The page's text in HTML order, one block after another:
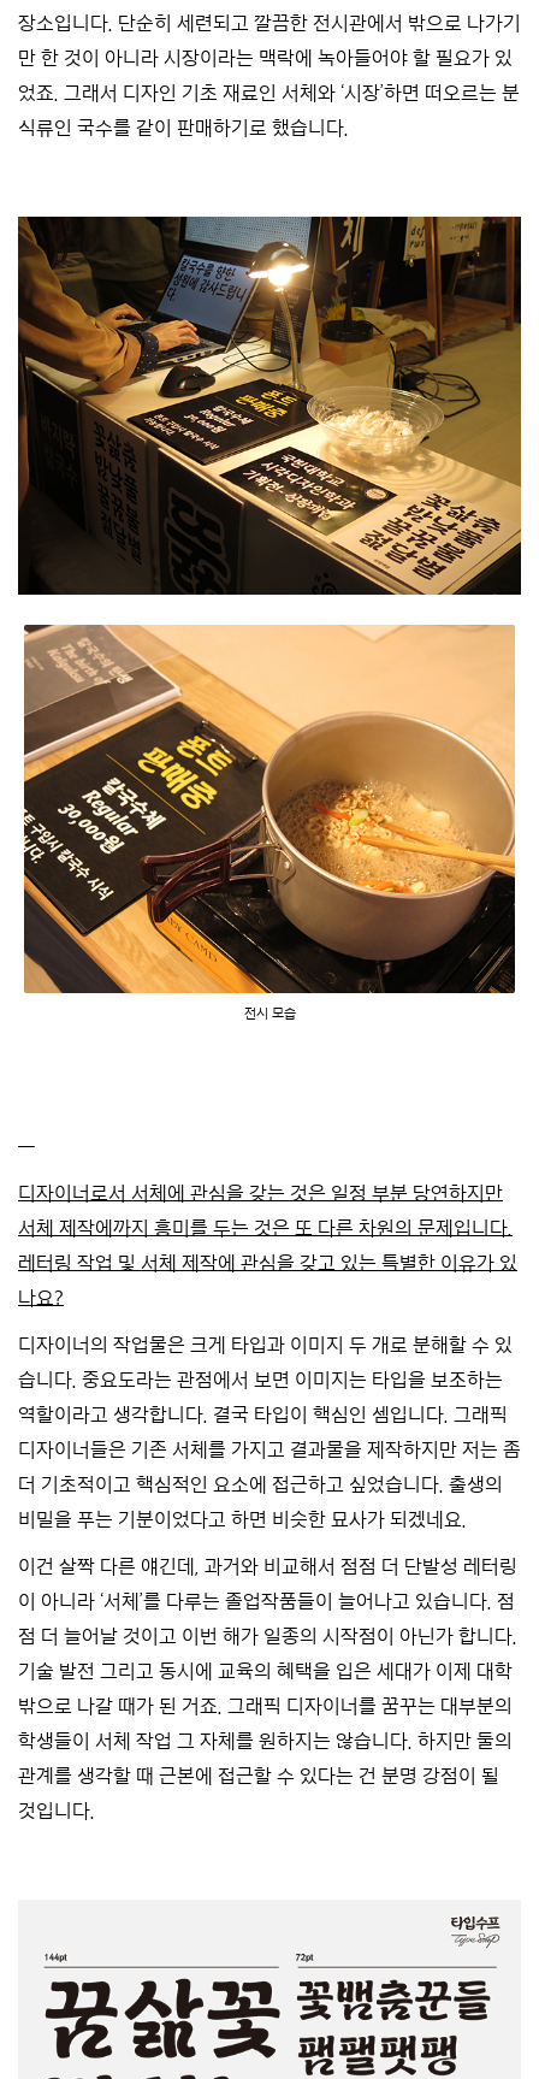
장소입니다. 단순히 세련되고 깔끔한 전시관에서 밖으로 나가기
만 한 것이 아니라 시장이라는 맥락에 녹아들어야 할 필요가 있
었죠. 그래서 디자인 기초 재료인 서체와 ‘시장’하면 떠오르는 분
식류인 국수를 같이 판매하기로 했습니다.
전시 모습
—
디자이너로서 서체에 관심을 갖는 것은 일정 부분 당연하지만
서체 제작에까지 흥미를 두는 것은 또 다른 차원의 문제입니다.
레터링 작업 및 서체 제작에 관심을 갖고 있는 특별한 이유가 있
나요?
디자이너의 작업물은 크게 타입과 이미지 두 개로 분해할 수 있
습니다. 중요도라는 관점에서 보면 이미지는 타입을 보조하는
역할이라고 생각합니다. 결국 타입이 핵심인 셈입니다. 그래픽
디자이너들은 기존 서체를 가지고 결과물을 제작하지만 저는 좀
더 기초적이고 핵심적인 요소에 접근하고 싶었습니다. 출생의
비밀을 푸는 기분이었다고 하면 비슷한 묘사가 되겠네요.
이건 살짝 다른 얘긴데, 과거와 비교해서 점점 더 단발성 레터링
이 아니라 ‘서체’를 다루는 졸업작품들이 늘어나고 있습니다. 점
점 더 늘어날 것이고 이번 해가 일종의 시작점이 아닌가 합니다.
기술 발전 그리고 동시에 교육의 혜택을 입은 세대가 이제 대학
밖으로 나갈 때가 된 거죠. 그래픽 디자이너를 꿈꾸는 대부분의
학생들이 서체 작업 그 자체를 원하지는 않습니다. 하지만 둘의
관계를 생각할 때 근본에 접근할 수 있다는 건 분명 강점이 될
것입니다.